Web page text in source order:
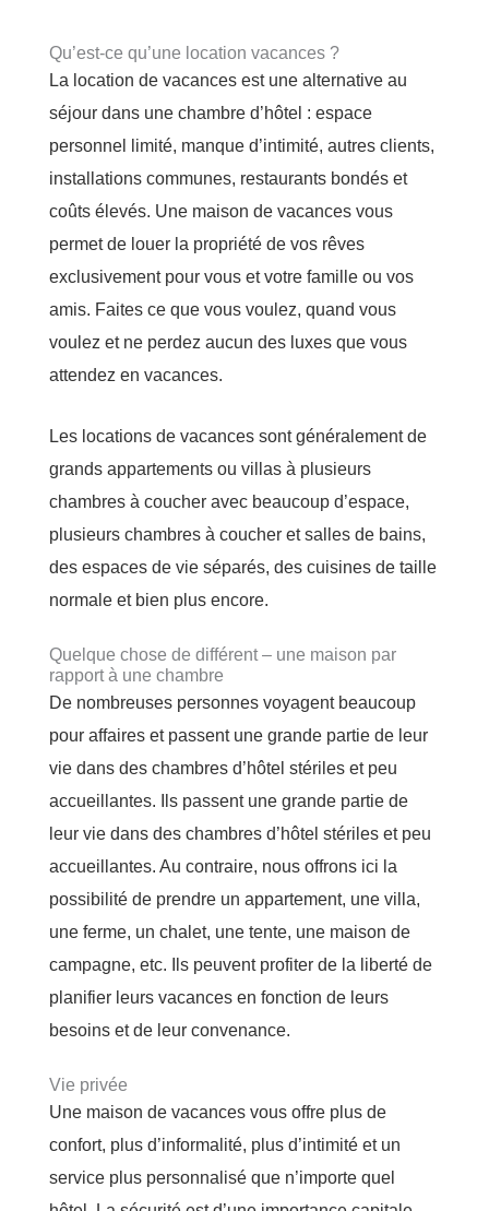
Qu’est-ce qu’une location vacances ?
La location de vacances est une alternative au
séjour dans une chambre d’hôtel : espace
personnel limité, manque d’intimité, autres clients,
installations communes, restaurants bondés et
coûts élevés. Une maison de vacances vous
permet de louer la propriété de vos rêves
exclusivement pour vous et votre famille ou vos
amis. Faites ce que vous voulez, quand vous
voulez et ne perdez aucun des luxes que vous
attendez en vacances.
Les locations de vacances sont généralement de
grands appartements ou villas à plusieurs
chambres à coucher avec beaucoup d’espace,
plusieurs chambres à coucher et salles de bains,
des espaces de vie séparés, des cuisines de taille
normale et bien plus encore.
Quelque chose de différent – une maison par
rapport à une chambre
De nombreuses personnes voyagent beaucoup
pour affaires et passent une grande partie de leur
vie dans des chambres d’hôtel stériles et peu
accueillantes. Ils passent une grande partie de
leur vie dans des chambres d’hôtel stériles et peu
accueillantes. Au contraire, nous offrons ici la
possibilité de prendre un appartement, une villa,
une ferme, un chalet, une tente, une maison de
campagne, etc. Ils peuvent profiter de la liberté de
planifier leurs vacances en fonction de leurs
besoins et de leur convenance.
Vie privée
Une maison de vacances vous offre plus de
confort, plus d’informalité, plus d’intimité et un
service plus personnalisé que n’importe quel